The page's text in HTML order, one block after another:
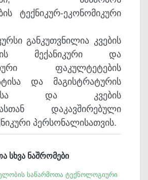
ტექნიკურ-ეკონომიკური
განკუთვნილია კვების
მექანიკური და
ფაკულტეტების
და მაგისტრატურის
და კვების
დაკავშირებული
პერსონალისათვის.
სხვა ნაშრომები
საწარმოთა ტექნოლოგიური